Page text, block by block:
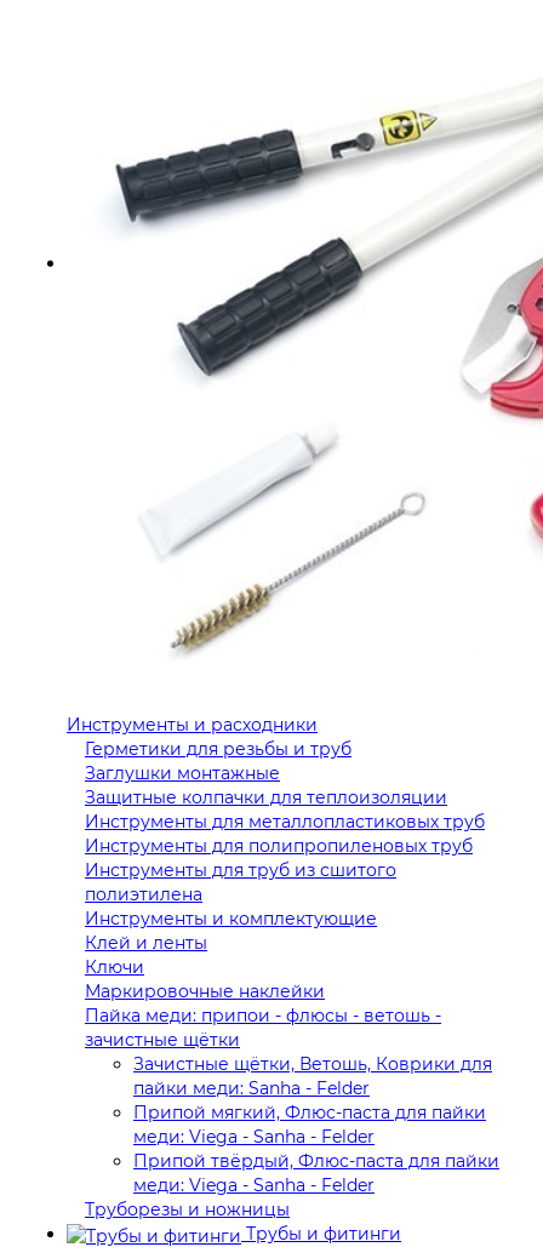
Инструменты и расходники
Герметики для резьбы и труб
Заглушки монтажные
Защитные колпачки для теплоизоляции
Инструменты для металлопластиковых труб
Инструменты для полипропиленовых труб
Инструменты для труб из сшитого
полиэтилена
Инструменты и комплектующие
Клей и ленты
Ключи
Маркировочные наклейки
Пайка меди: припои - флюсы - ветошь -
зачистные щётки
Зачистные щётки, Ветошь, Коврики для
пайки меди: Sanha - Felder
Припой мягкий, Флюс-паста для пайки
меди: Viega - Sanha - Felder
Припой твёрдый, Флюс-паста для пайки
меди: Viega - Sanha - Felder
Труборезы и ножницы
Трубы и фитинги